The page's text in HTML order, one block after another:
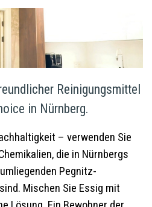
Reinigungsmittel
in Nürnberg.
– verwenden Sie
die in Nürnbergs
Pegnitz-
Mischen Sie Essig mit